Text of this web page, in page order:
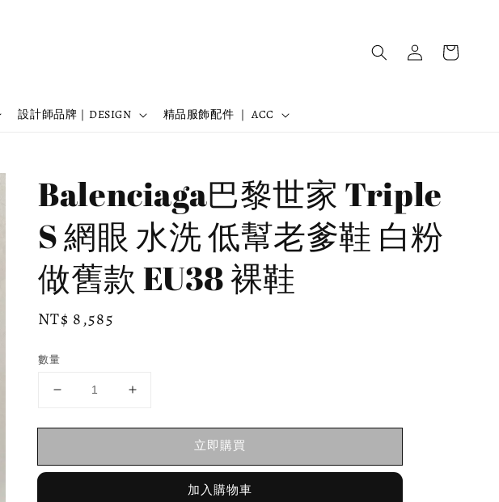
設計師品牌｜DESIGN 精品服飾配件 ｜ ACC
Balenciaga巴黎世家 Triple
S 網眼 水洗 低幫老爹鞋 白粉
做舊款 EU38 裸鞋
Regular
NT$ 8,585
數量
立即購買
加入購物車